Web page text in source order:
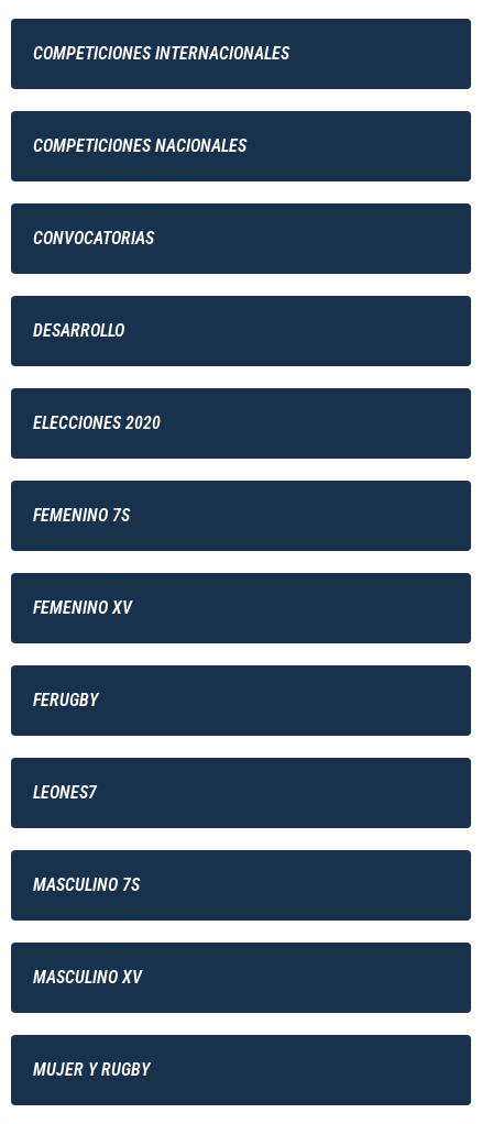
COMPETICIONES INTERNACIONALES
COMPETICIONES NACIONALES
CONVOCATORIAS
DESARROLLO
ELECCIONES 2020
FEMENINO 7S
FEMENINO XV
FERUGBY
LEONES7
MASCULINO 7S
MASCULINO XV
MUJER Y RUGBY